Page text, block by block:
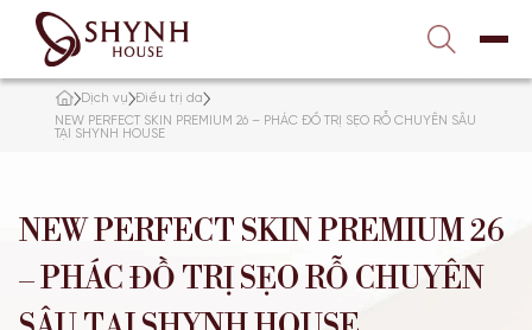
Liên hệ với chúng tôi
1900 989 800
TRANG CHỦ
ĐIỀU TRỊ DA
NÂNG CƠ – TRẺ HÓA
Dịch vụ Điều trị da
NEW PERFECT SKIN PREMIUM 26 – PHÁC ĐỒ TRỊ SẸO RỖ CHUYÊN SÂU
TẠI SHYNH HOUSE
NEW PERFECT SKIN PREMIUM 26
– PHÁC ĐỒ TRỊ SẸO RỖ CHUYÊN